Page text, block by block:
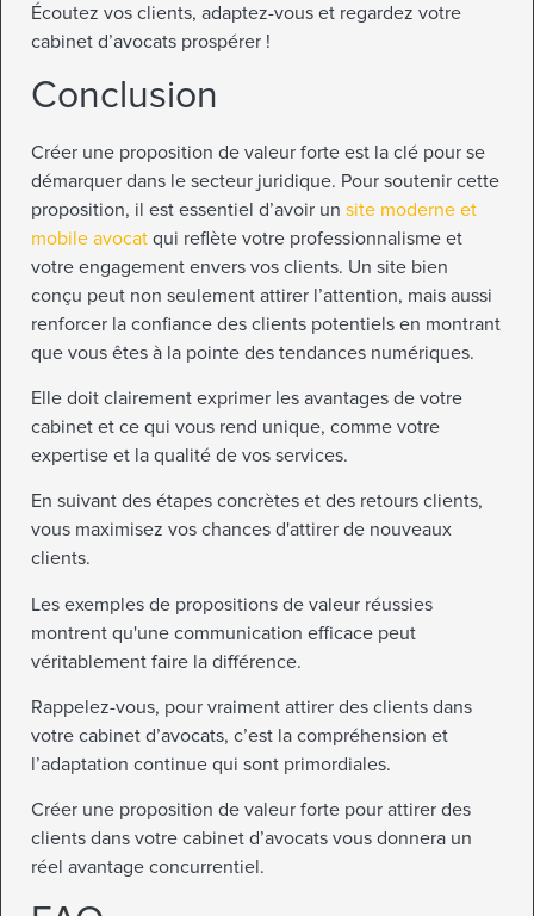
Écoutez vos clients, adaptez-vous et regardez votre
cabinet d’avocats prospérer !
Conclusion
Créer une proposition de valeur forte est la clé pour se
démarquer dans le secteur juridique. Pour soutenir cette
proposition, il est essentiel d’avoir un site moderne et
mobile avocat qui reflète votre professionnalisme et
votre engagement envers vos clients. Un site bien
conçu peut non seulement attirer l’attention, mais aussi
renforcer la confiance des clients potentiels en montrant
que vous êtes à la pointe des tendances numériques.
Elle doit clairement exprimer les avantages de votre
cabinet et ce qui vous rend unique, comme votre
expertise et la qualité de vos services.
En suivant des étapes concrètes et des retours clients,
vous maximisez vos chances d'attirer de nouveaux
clients.
Les exemples de propositions de valeur réussies
montrent qu'une communication efficace peut
véritablement faire la différence.
Rappelez-vous, pour vraiment attirer des clients dans
votre cabinet d’avocats, c’est la compréhension et
l’adaptation continue qui sont primordiales.
Créer une proposition de valeur forte pour attirer des
clients dans votre cabinet d’avocats vous donnera un
réel avantage concurrentiel.